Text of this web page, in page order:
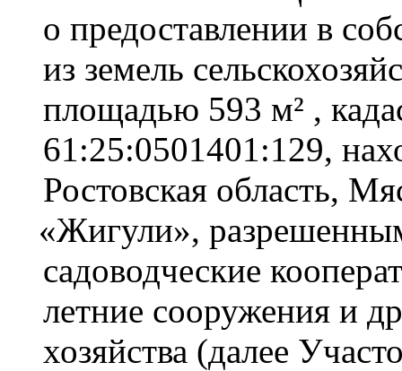
о предоставлении в
из земель
площадью 593 м² ,
61:25:0501401:129,
Ростовская область,
«Жигули»,
садоводческие
летние сооружения и
хозяйства (далее